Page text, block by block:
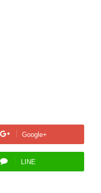
Google+
LINE